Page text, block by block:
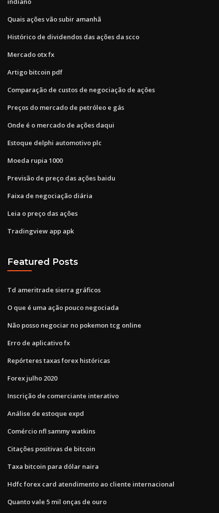
Quais ações vão subir amanhã
Histórico de dividendos das ações da scco
Mercado otx fx
Artigo bitcoin pdf
Comparação de custos de negociação de ações
Preços do mercado de petróleo e gás
Onde é o mercado de ações daqui
Estoque delphi automotivo plc
Moeda rupia 1000
Previsão de preço das ações baidu
Faixa de negociação diária
Leia o preço das ações
Tradingview app apk
Featured Posts
Td ameritrade sierra gráficos
O que é uma ação pouco negociada
Não posso negociar no pokemon tcg online
Erro de aplicativo fx
Repórteres taxas forex históricas
Forex julho 2020
Inscrição de comerciante interativo
Análise de estoque expd
Comércio nfl sammy watkins
Citações positivas de bitcoin
Taxa bitcoin para dólar naira
Hdfc forex card atendimento ao cliente internacional
Quanto vale 5 mil onças de ouro